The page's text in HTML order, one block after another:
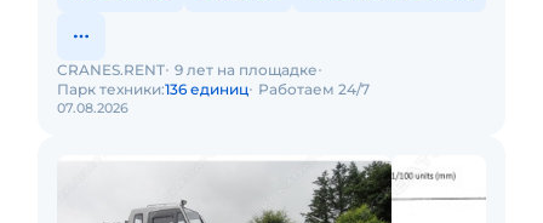
07.08.2026
CRANES.RENT 9 лет на площадке
Парк техники:136 единиц Работаем 24/7